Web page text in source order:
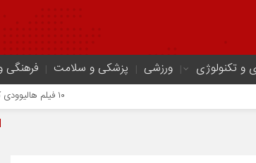
و تکنولوژی ورزشی پزشکی و سلامت فرهنگی